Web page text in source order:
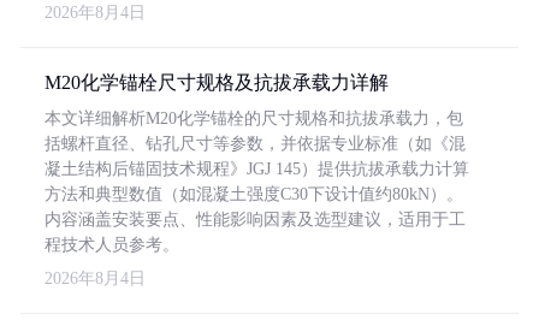
2026年8月4日
M20化学锚栓尺寸规格及抗拔承载力详解
本文详细解析M20化学锚栓的尺寸规格和抗拔承载力，包
括螺杆直径、钻孔尺寸等参数，并依据专业标准（如《混
凝土结构后锚固技术规程》JGJ 145）提供抗拔承载力计算
方法和典型数值（如混凝土强度C30下设计值约80kN）。
内容涵盖安装要点、性能影响因素及选型建议，适用于工
程技术人员参考。
2026年8月4日